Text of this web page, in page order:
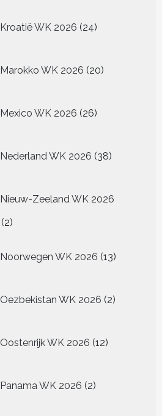
Kroatië WK 2026 24
producten
Marokko WK 2026 20
producten
Mexico WK 2026 26
producten
Nederland WK 2026 38
producten
Nieuw-Zeeland WK 2026
22
Noorwegen WK 2026 13
producten
Oezbekistan WK 2026 2
producten
Oostenrijk WK 2026 12
producten
Panama WK 2026 2
producten